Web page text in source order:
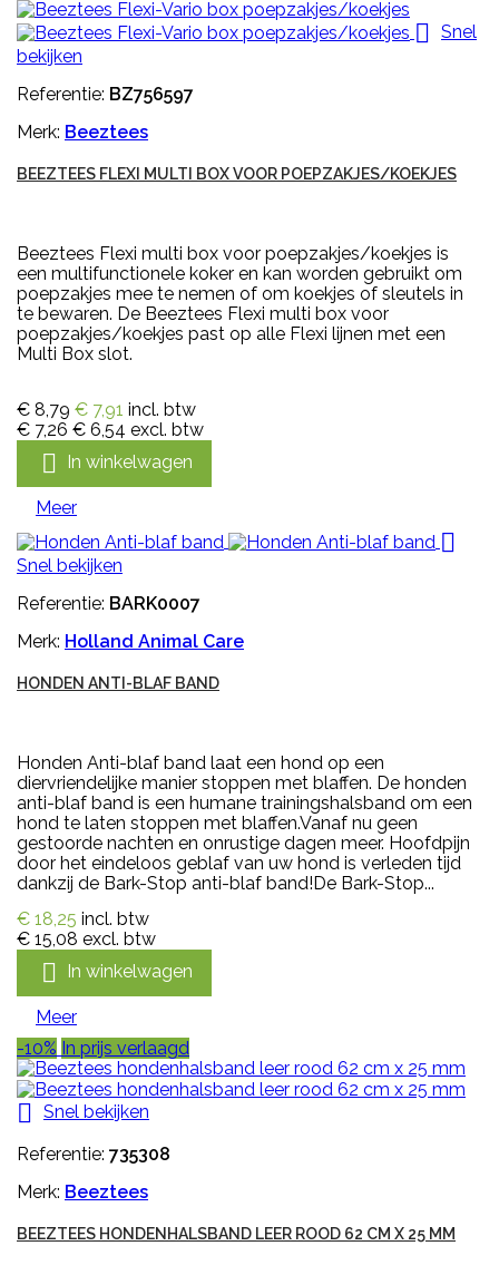
 Snel
bekijken
Referentie: BZ756597
Merk: Beeztees
BEEZTEES FLEXI MULTI BOX VOOR POEPZAKJES/KOEKJES
Beeztees Flexi multi box voor poepzakjes/koekjes is
een multifunctionele koker en kan worden gebruikt om
poepzakjes mee te nemen of om koekjes of sleutels in
te bewaren. De Beeztees Flexi multi box voor
poepzakjes/koekjes past op alle Flexi lijnen met een
Multi Box slot.
€ 8,79 € 7,91 incl. btw
€ 7,26 € 6,54 excl. btw
 In winkelwagen
Meer

Snel bekijken
Referentie: BARK0007
Merk: Holland Animal Care
HONDEN ANTI-BLAF BAND
Honden Anti-blaf band laat een hond op een
diervriendelijke manier stoppen met blaffen. De honden
anti-blaf band is een humane trainingshalsband om een
hond te laten stoppen met blaffen.Vanaf nu geen
gestoorde nachten en onrustige dagen meer. Hoofdpijn
door het eindeloos geblaf van uw hond is verleden tijd
dankzij de Bark-Stop anti-blaf band!De Bark-Stop...
€ 18,25 incl. btw
€ 15,08 excl. btw
 In winkelwagen
Meer
-10% In prijs verlaagd

Snel bekijken
Referentie: 735308
Merk: Beeztees
BEEZTEES HONDENHALSBAND LEER ROOD 62 CM X 25 MM